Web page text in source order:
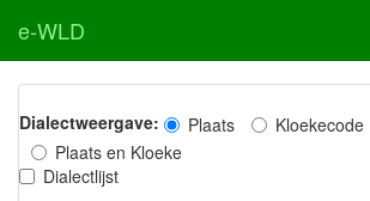
e-WLD
Dialectweergave: Plaats
Kloekecode
Plaats en Kloeke
Dialectlijst